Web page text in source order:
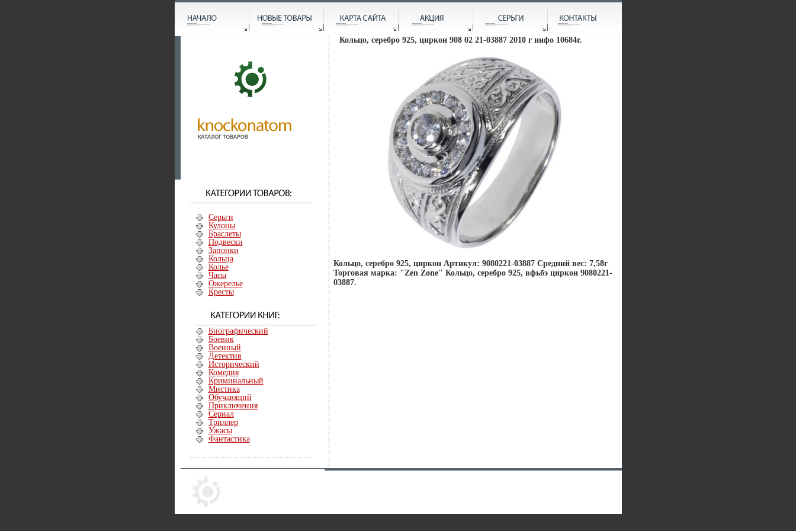
Серьги
Кулоны
Браслеты
Подвески
Запонки
Кольца
Колье
Часы
Ожерелье
Кресты
Биографический
Боевик
Военный
Детектив
Исторический
Комедия
Криминальный
Мистика
Обучающий
Приключения
Сериал
Триллер
Ужасы
Фантастика
Кольцо, серебро 925, циркон 908 02 21-03887 2010 г инфо 10684r.
Кольцо, серебро 925, циркон Артикул: 9080221-03887 Средний вес: 7,58г
Торговая марка: "Zen Zone" Кольцо, серебро 925, вфьбэ циркон 9080221-
03887.